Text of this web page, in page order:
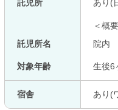
託児所 あり(
＜概
託児所名
院内
対象年齢 生後6
宿舎 あり(